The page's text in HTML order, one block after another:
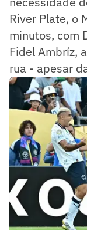
River Plate, o
minutos, com
Fidel Ambríz,
rua - apesar